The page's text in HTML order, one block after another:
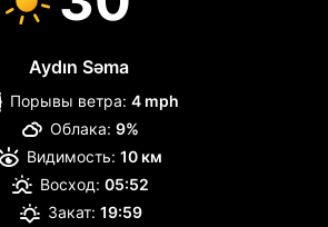
Aydın Səma
Порывы ветра: 4 mph
Облака: 9%
Видимость: 10 км
Восход: 05:52
Закат: 19:59